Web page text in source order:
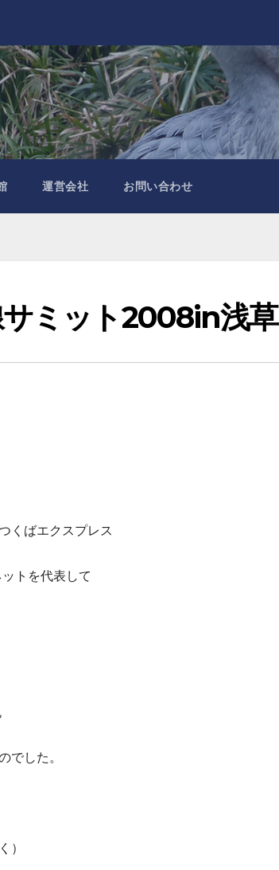
運営会社 お問い合わせ
ミット2008in浅草
くばエクスプレス
トを代表して
でした。
）